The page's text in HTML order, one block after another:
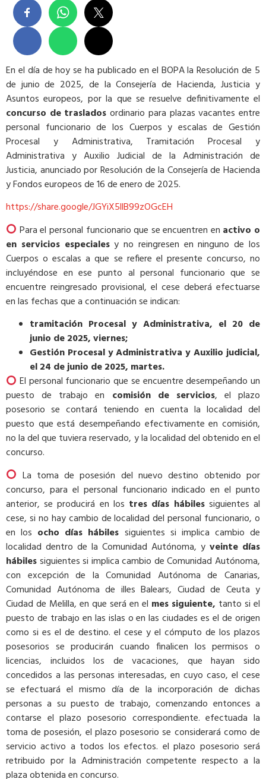
En el día de hoy se ha publicado en el BOPA la Resolución de 5
de junio de 2025, de la Consejería de Hacienda, Justicia y
Asuntos europeos, por la que se resuelve definitivamente el
concurso de traslados ordinario para plazas vacantes entre
personal funcionario de los Cuerpos y escalas de Gestión
Procesal y Administrativa, Tramitación Procesal y
Administrativa y Auxilio Judicial de la Administración de
Justicia, anunciado por Resolución de la Consejería de Hacienda
y Fondos europeos de 16 de enero de 2025.
https://share.google/JGYiX5llB99zOGcEH
Para el personal funcionario que se encuentren en activo o
en servicios especialesy no reingresen en ninguno de los
Cuerpos o escalas a que se refiere el presente concurso, no
incluyéndose en ese punto al personal funcionario que se
encuentre reingresado provisional, el cese deberá efectuarse
en las fechas que a continuación se indican:
tramitación Procesal y Administrativa, el 20 de
junio de 2025, viernes;
Gestión Procesal y Administrativa y Auxilio judicial,
el 24 de junio de 2025, martes.
El personal funcionario que se encuentre desempeñando un
puesto de trabajo en comisión de servicios, el plazo
posesorio se contará teniendo en cuenta la localidad del
puesto que está desempeñando efectivamente en comisión,
no la del que tuviera reservado, y la localidad del obtenido en el
concurso.
La toma de posesión del nuevo destino obtenido por
concurso, para el personal funcionario indicado en el punto
anterior, se producirá en los tres días hábilessiguientes al
cese, si no hay cambio de localidad del personal funcionario, o
en los ocho días hábiles siguientes si implica cambio de
localidad dentro de la Comunidad Autónoma, y veinte días
hábilessiguientes si implica cambio de Comunidad Autónoma,
con excepción de la Comunidad Autónoma de Canarias,
Comunidad Autónoma de illes Balears, Ciudad de Ceuta y
Ciudad de Melilla, en que será en el mes siguiente, tanto si el
puesto de trabajo en las islas o en las ciudades es el de origen
como si es el de destino. el cese y el cómputo de los plazos
posesorios se producirán cuando finalicen los permisos o
licencias, incluidos los de vacaciones, que hayan sido
concedidos a las personas interesadas, en cuyo caso, el cese
se efectuará el mismo día de la incorporación de dichas
personas a su puesto de trabajo, comenzando entonces a
contarse el plazo posesorio correspondiente. efectuada la
toma de posesión, el plazo posesorio se considerará como de
servicio activo a todos los efectos. el plazo posesorio será
retribuido por la Administración competente respecto a la
plaza obtenida en concurso.